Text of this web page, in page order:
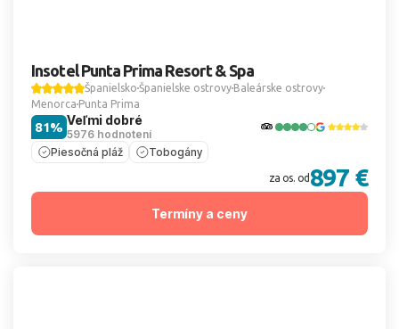
Insotel Punta Prima Resort & Spa
Španielsko Španielske ostrovy Baleárske ostrovy
Menorca Punta Prima
Veľmi dobré
5976 hodnotení
81%
Piesočná pláž Tobogány
za os. od 897 €
Termíny a ceny